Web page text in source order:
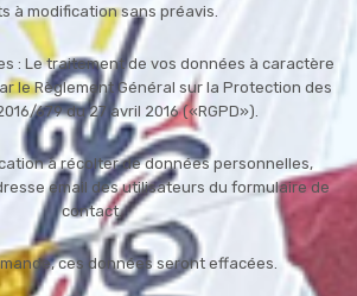
à modification sans préavis.
: Le traitement de vos données à caractère
le Règlement Général sur la Protection des
679 du 27 avril 2016 («RGPD»).
à récolter de données personnelles,
email des utilisateurs du formulaire de
contact.
ces données seront effacées.